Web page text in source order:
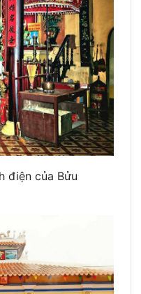
điện của Bửu